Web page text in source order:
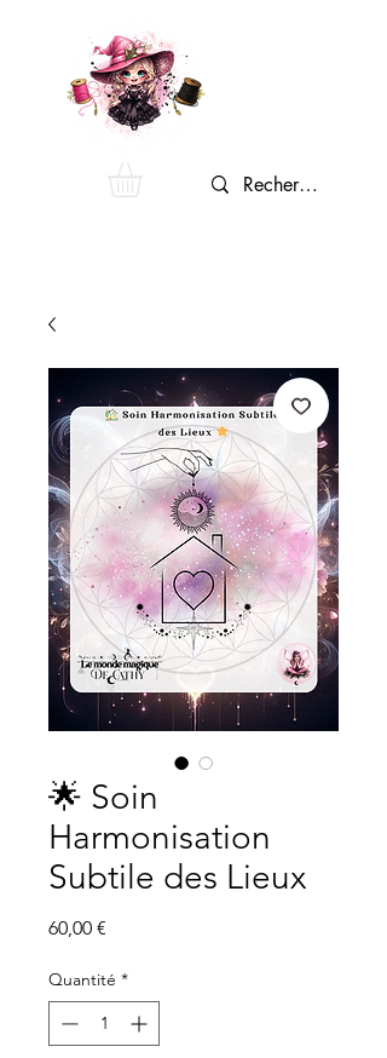
🌟 Soin
Harmonisation
Subtile des Lieux
60,00 €
Quantité *